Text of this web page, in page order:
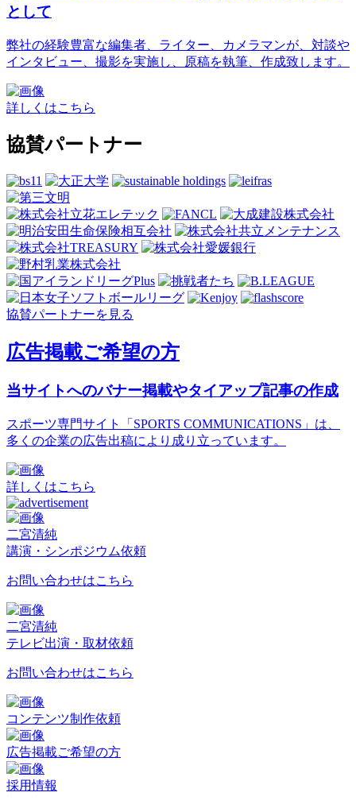
として
弊社の経験豊富な編集者、ライター、カメラマンが、対談や
インタビュー、撮影を実施し、原稿を執筆、作成致します。
詳しくはこちら
協賛パートナー
協賛パートナーを見る
広告掲載ご希望の方
当サイトへのバナー掲載やタイアップ記事の作成
スポーツ専門サイト「SPORTS COMMUNICATIONS」は、
多くの企業の広告出稿により成り立っています。
詳しくはこちら
二宮清純
講演・シンポジウム依頼
お問い合わせはこちら
二宮清純
テレビ出演・取材依頼
お問い合わせはこちら
コンテンツ制作依頼
広告掲載ご希望の方
採用情報